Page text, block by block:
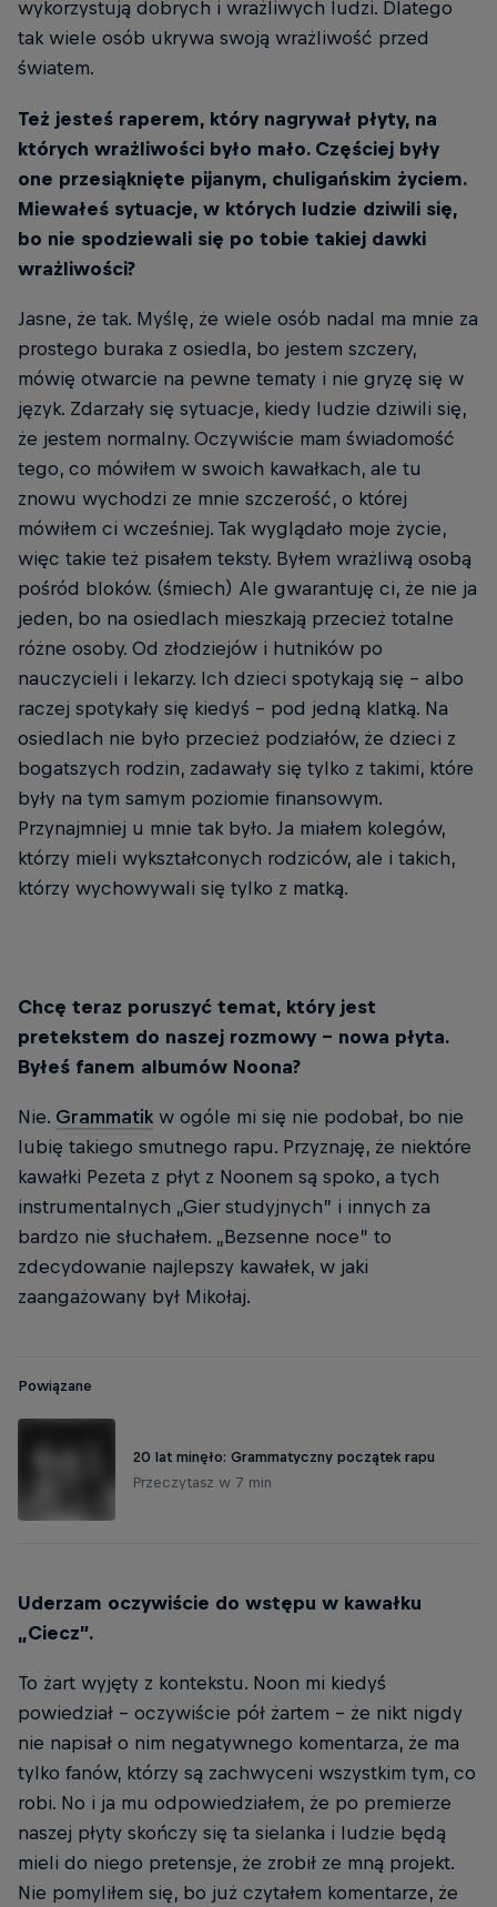
wykorzystują dobrych i wrażliwych ludzi. Dlatego
tak wiele osób ukrywa swoją wrażliwość przed
światem.
Też jesteś raperem, który nagrywał płyty, na
których wrażliwości było mało. Częściej były
one przesiąknięte pijanym, chuligańskim życiem.
Miewałeś sytuacje, w których ludzie dziwili się,
bo nie spodziewali się po tobie takiej dawki
wrażliwości?
Jasne, że tak. Myślę, że wiele osób nadal ma mnie za
prostego buraka z osiedla, bo jestem szczery,
mówię otwarcie na pewne tematy i nie gryzę się w
język. Zdarzały się sytuacje, kiedy ludzie dziwili się,
że jestem normalny. Oczywiście mam świadomość
tego, co mówiłem w swoich kawałkach, ale tu
znowu wychodzi ze mnie szczerość, o której
mówiłem ci wcześniej. Tak wyglądało moje życie,
więc takie też pisałem teksty. Byłem wrażliwą osobą
pośród bloków. (śmiech) Ale gwarantuję ci, że nie ja
jeden, bo na osiedlach mieszkają przecież totalne
różne osoby. Od złodziejów i hutników po
nauczycieli i lekarzy. Ich dzieci spotykają się - albo
raczej spotykały się kiedyś - pod jedną klatką. Na
osiedlach nie było przecież podziałów, że dzieci z
bogatszych rodzin, zadawały się tylko z takimi, które
były na tym samym poziomie finansowym.
Przynajmniej u mnie tak było. Ja miałem kolegów,
którzy mieli wykształconych rodziców, ale i takich,
którzy wychowywali się tylko z matką.
Chcę teraz poruszyć temat, który jest
pretekstem do naszej rozmowy - nowa płyta.
Byłeś fanem albumów Noona?
Nie. Grammatik w ogóle mi się nie podobał, bo nie
lubię takiego smutnego rapu. Przyznaję, że niektóre
kawałki Pezeta z płyt z Noonem są spoko, a tych
instrumentalnych „Gier studyjnych” i innych za
bardzo nie słuchałem. „Bezsenne noce” to
zdecydowanie najlepszy kawałek, w jaki
zaangażowany był Mikołaj.
Powiązane
20 lat minęło: Grammatyczny początek rapu
Przeczytasz w 7 min
Uderzam oczywiście do wstępu w kawałku
„Ciecz”.
To żart wyjęty z kontekstu. Noon mi kiedyś
powiedział - oczywiście pół żartem - że nikt nigdy
nie napisał o nim negatywnego komentarza, że ma
tylko fanów, którzy są zachwyceni wszystkim tym, co
robi. No i ja mu odpowiedziałem, że po premierze
naszej płyty skończy się ta sielanka i ludzie będą
mieli do niego pretensje, że zrobił ze mną projekt.
Nie pomyliłem się, bo już czytałem komentarze, że